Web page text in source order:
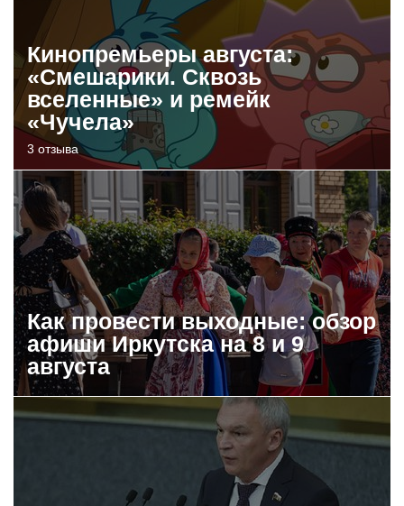
Кинопремьеры августа:
«Смешарики. Сквозь
вселенные» и ремейк
«Чучела»
3 отзыва
Как провести выходные: обзор
афиши Иркутска на 8 и 9
августа